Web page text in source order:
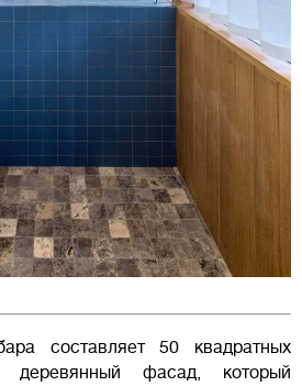
составляет 50 квадратных
фасад, который